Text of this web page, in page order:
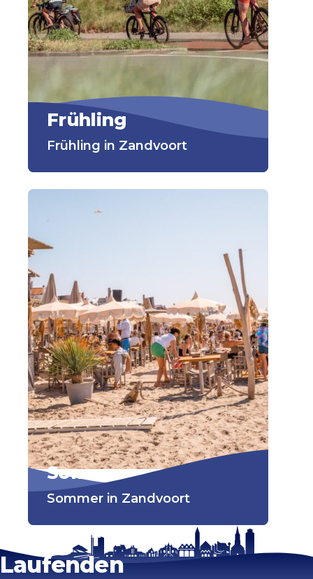
Frühling
Frühling in Zandvoort
Sommer
Sommer in Zandvoort
Bleib auf dem
Laufenden